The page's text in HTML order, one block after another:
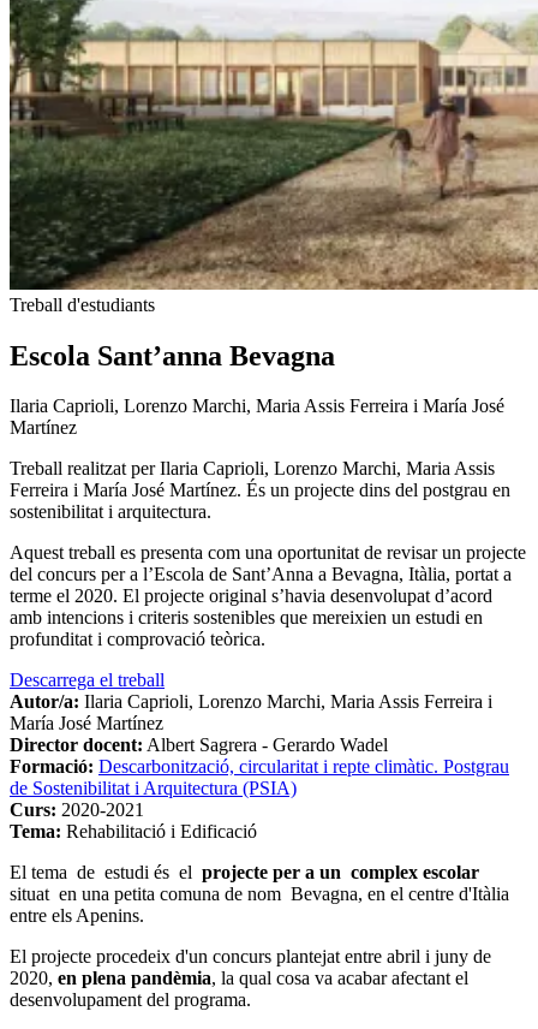
Treball d'estudiants
Escola Sant’anna Bevagna
Ilaria Caprioli, Lorenzo Marchi, Maria Assis Ferreira i María José
Martínez
Treball realitzat per Ilaria Caprioli, Lorenzo Marchi, Maria Assis
Ferreira i María José Martínez. És un projecte dins del postgrau en
sostenibilitat i arquitectura.
Aquest treball es presenta com una oportunitat de revisar un projecte
del concurs per a l’Escola de Sant’Anna a Bevagna, Itàlia, portat a
terme el 2020. El projecte original s’havia desenvolupat d’acord
amb intencions i criteris sostenibles que mereixien un estudi en
profunditat i comprovació teòrica.
Descarrega el treball
Autor/a: Ilaria Caprioli, Lorenzo Marchi, Maria Assis Ferreira i
María José Martínez
Director docent: Albert Sagrera - Gerardo Wadel
Formació: Descarbonització, circularitat i repte climàtic. Postgrau
de Sostenibilitat i Arquitectura (PSIA)
Curs: 2020-2021
Tema: Rehabilitació i Edificació
El tema de estudi és el projecte per a un complex escolar
situat en una petita comuna de nom Bevagna, en el centre d'Itàlia
entre els Apenins.
El projecte procedeix d'un concurs plantejat entre abril i juny de
2020, en plena pandèmia, la qual cosa va acabar afectant el
desenvolupament del programa.